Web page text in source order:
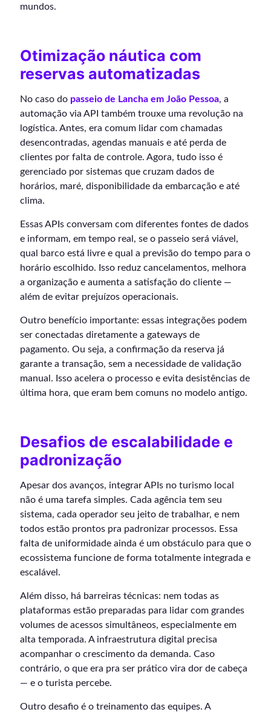
mundos.
Otimização náutica com
reservas automatizadas
No caso do passeio de Lancha em João Pessoa, a
automação via API também trouxe uma revolução na
logística. Antes, era comum lidar com chamadas
desencontradas, agendas manuais e até perda de
clientes por falta de controle. Agora, tudo isso é
gerenciado por sistemas que cruzam dados de
horários, maré, disponibilidade da embarcação e até
clima.
Essas APIs conversam com diferentes fontes de dados
e informam, em tempo real, se o passeio será viável,
qual barco está livre e qual a previsão do tempo para o
horário escolhido. Isso reduz cancelamentos, melhora
a organização e aumenta a satisfação do cliente —
além de evitar prejuízos operacionais.
Outro benefício importante: essas integrações podem
ser conectadas diretamente a gateways de
pagamento. Ou seja, a confirmação da reserva já
garante a transação, sem a necessidade de validação
manual. Isso acelera o processo e evita desistências de
última hora, que eram bem comuns no modelo antigo.
Desafios de escalabilidade e
padronização
Apesar dos avanços, integrar APIs no turismo local
não é uma tarefa simples. Cada agência tem seu
sistema, cada operador seu jeito de trabalhar, e nem
todos estão prontos pra padronizar processos. Essa
falta de uniformidade ainda é um obstáculo para que o
ecossistema funcione de forma totalmente integrada e
escalável.
Além disso, há barreiras técnicas: nem todas as
plataformas estão preparadas para lidar com grandes
volumes de acessos simultâneos, especialmente em
alta temporada. A infraestrutura digital precisa
acompanhar o crescimento da demanda. Caso
contrário, o que era pra ser prático vira dor de cabeça
— e o turista percebe.
Outro desafio é o treinamento das equipes. A